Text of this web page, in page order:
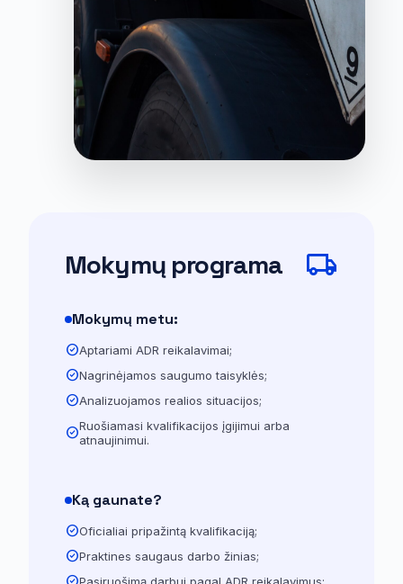
Mokymų programa local_shipping
Mokymų metu:
check_circleAptariami ADR reikalavimai;
check_circleNagrinėjamos saugumo taisyklės;
check_circleAnalizuojamos realios situacijos;
check_circleRuošiamasi kvalifikacijos įgijimui arba
atnaujinimui.
Ką gaunate?
check_circleOficialiai pripažintą kvalifikaciją;
check_circlePraktines saugaus darbo žinias;